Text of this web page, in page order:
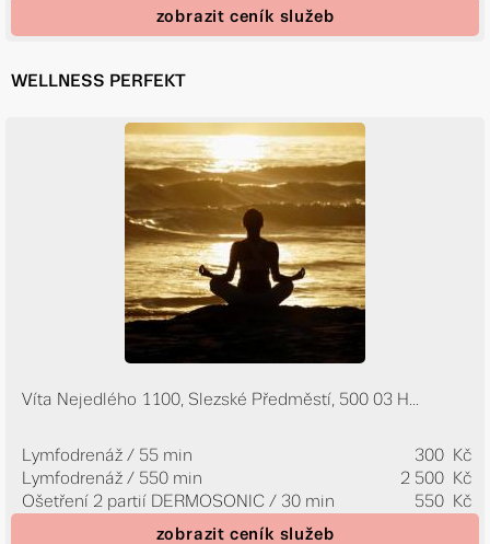
zobrazit ceník služeb
WELLNESS PERFEKT
Víta Nejedlého 1100, Slezské Předměstí, 500 03 H...
Lymfodrenáž / 55 min
300 Kč
Lymfodrenáž / 550 min
2 500 Kč
Ošetření 2 partií DERMOSONIC / 30 min
550 Kč
zobrazit ceník služeb